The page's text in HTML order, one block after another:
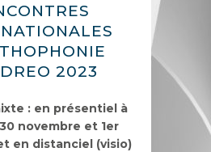
2023
: en présentiel à
novembre et 1er
en distanciel (visio)